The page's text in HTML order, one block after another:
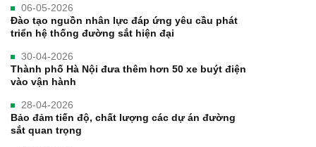
06-05-2026
Đào tạo nguồn nhân lực đáp ứng yêu cầu phát
triển hệ thống đường sắt hiện đại
30-04-2026
Thành phố Hà Nội đưa thêm hơn 50 xe buýt điện
vào vận hành
28-04-2026
Bảo đảm tiến độ, chất lượng các dự án đường
sắt quan trọng